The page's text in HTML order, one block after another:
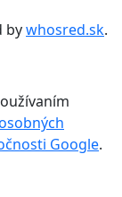
bywhosred.sk.
Google.